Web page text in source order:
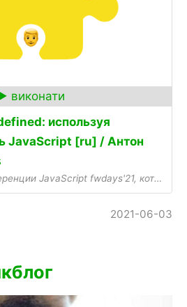
используя
JavaScript [ru] / Антон
Видео с онлайн-конференции JavaScript fwdays'21, которая прошла с 1 по 8 июня 2021 года.Описание доклада:Начав свой путь в браузере, джаваскрипт просочился н...
2021-06-03